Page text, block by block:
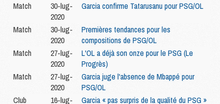
Match
30-lug-
2020
Garcia confirme Tatarusanu pour PSG/OL
Match
30-lug-
2020
Premières tendances pour les
compositions de PSG/OL
Match
27-lug-
2020
L'OL a déjà son onze pour le PSG (Le
Progrès)
Match
27-lug-
2020
Garcia juge l'absence de Mbappé pour
PSG/OL
Club
16-lug-
Garcia « pas surpris de la qualité du PSG »